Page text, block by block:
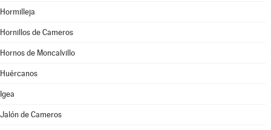
Hormilleja
Hornillos de Cameros
Hornos de Moncalvillo
Huércanos
Igea
Jalón de Cameros